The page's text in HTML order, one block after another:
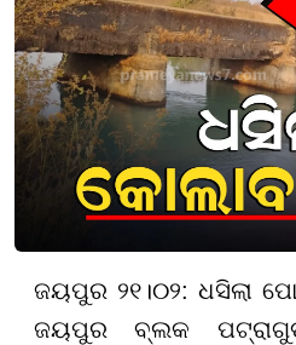
ଜୟପୁର ୨୧।୦୨: ଧସିଲା
ଜୟପୁର ବ୍ଲକ